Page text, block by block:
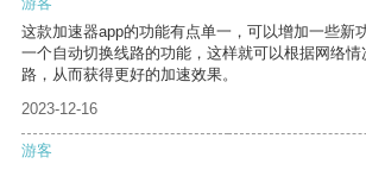
这款加速器app的功能有点单一，可以增加一些新
一个自动切换线路的功能，这样就可以根据网络
路，从而获得更好的加速效果。
2023-12-16
游客